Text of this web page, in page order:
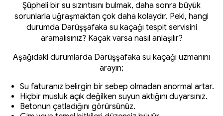
Şüpheli bir su sızıntısını bulmak, daha sonra büyük
sorunlarla uğraşmaktan çok daha kolaydır. Peki, hangi
durumda Darüşşafaka su kaçağı tespit servisini
aramalısınız? Kaçak varsa nasıl anlaşılır?
Aşağıdaki durumlarda Darüşşafaka su kaçağı uzmanını
arayın;
Su faturanız belirgin bir sebep olmadan anormal artar.
Hiçbir musluk açık değilken suyun aktığını duyarsınız.
Betonun çatladığını görürsünüz.